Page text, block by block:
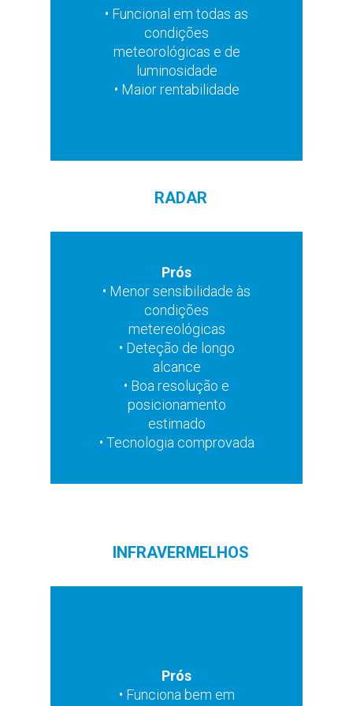
• Funcional em todas as
condições
meteorológicas e de
luminosidade
• Maior rentabilidade
Contras
• Alcance limitado
RADAR
Prós
• Menor sensibilidade às
condições
metereológicas
• Deteção de longo
alcance
• Boa resolução e
posicionamento
estimado
• Tecnologia comprovada
Contras
• Ângulo de medição
complexo & classificação
do alvo
• Ainda não permite
condução autónoma total
• Dificuldade em detetar
objetos pequenos
INFRAVERMELHOS
Prós
• Funciona bem em
Contras